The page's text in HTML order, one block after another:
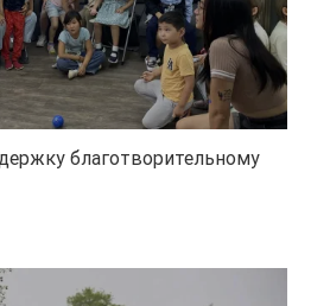
благотворительному